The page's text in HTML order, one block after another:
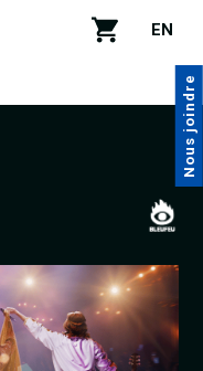
EN
Nous joindre